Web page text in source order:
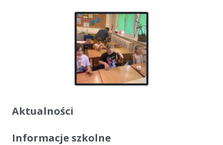
Aktualności
Informacje szkolne